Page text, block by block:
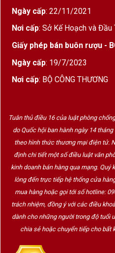
Ngày cấp: 22/11/2021
Nơi cấp: Sở Kế Hoạch và
Giấy phép bán buôn rượu -
Ngày cấp: 19/7/2023
Nơi cấp: BỘ CÔNG THƯƠNG
Tuân thủ điều 16 của luật phòng
do Quốc hội ban hành ngày 14
theo hình thức thương mại điện tử.
định chi tiết một số điều luật văn
kinh doanh bán hàng qua mạng.
lòng đến trực tiếp hệ thống cửa
mua hàng hoặc gọi tới số hotline:
trách nhiệm, đồng ý với các điều
dành cho những người trong độ tuổi
chia sẻ hoặc chuyển tiếp cho bất